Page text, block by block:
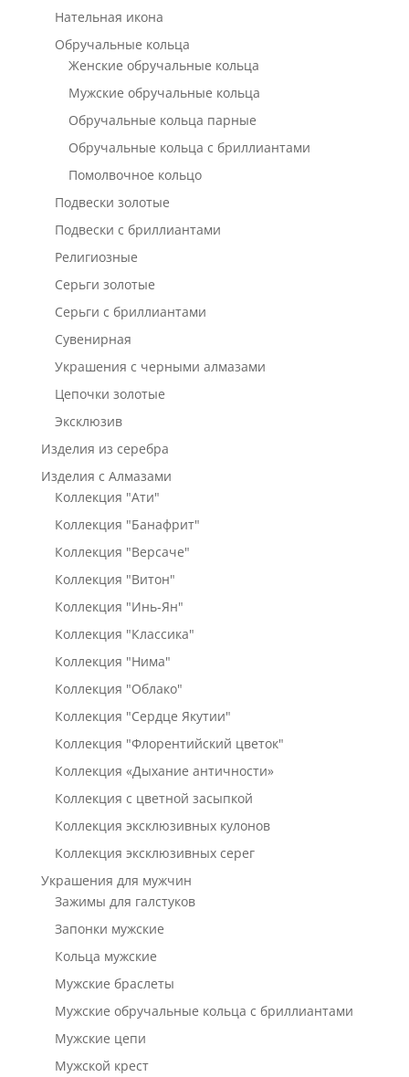
Нательная икона
Обручальные кольца
Женские обручальные кольца
Мужские обручальные кольца
Обручальные кольца парные
Обручальные кольца с бриллиантами
Помолвочное кольцо
Подвески золотые
Подвески с бриллиантами
Религиозные
Серьги золотые
Серьги с бриллиантами
Сувенирная
Украшения с черными алмазами
Цепочки золотые
Эксклюзив
Изделия из серебра
Изделия с Алмазами
Коллекция "Ати"
Коллекция "Банафрит"
Коллекция "Версаче"
Коллекция "Витон"
Коллекция "Инь-Ян"
Коллекция "Классика"
Коллекция "Нима"
Коллекция "Облако"
Коллекция "Сердце Якутии"
Коллекция "Флорентийский цветок"
Коллекция «Дыхание античности»
Коллекция с цветной засыпкой
Коллекция эксклюзивных кулонов
Коллекция эксклюзивных серег
Украшения для мужчин
Зажимы для галстуков
Запонки мужские
Кольца мужские
Мужские браслеты
Мужские обручальные кольца с бриллиантами
Мужские цепи
Мужской крест